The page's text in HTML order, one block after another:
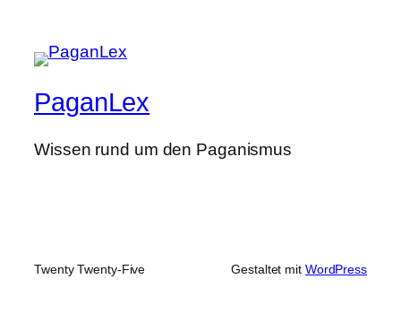
PaganLex
Wissen rund um den Paganismus
Twenty Twenty-Five Gestaltet mit WordPress